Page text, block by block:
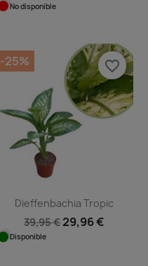
No disponible
Dieffenbachia Tropic
39,95 €29,96 €
Disponible
-25% favorite_border